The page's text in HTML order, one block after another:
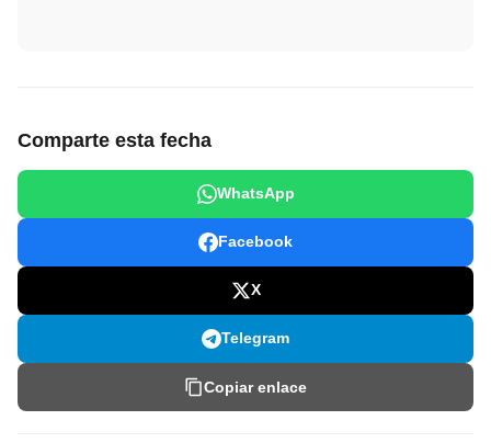
Comparte esta fecha
WhatsApp
Facebook
X
Telegram
Copiar enlace